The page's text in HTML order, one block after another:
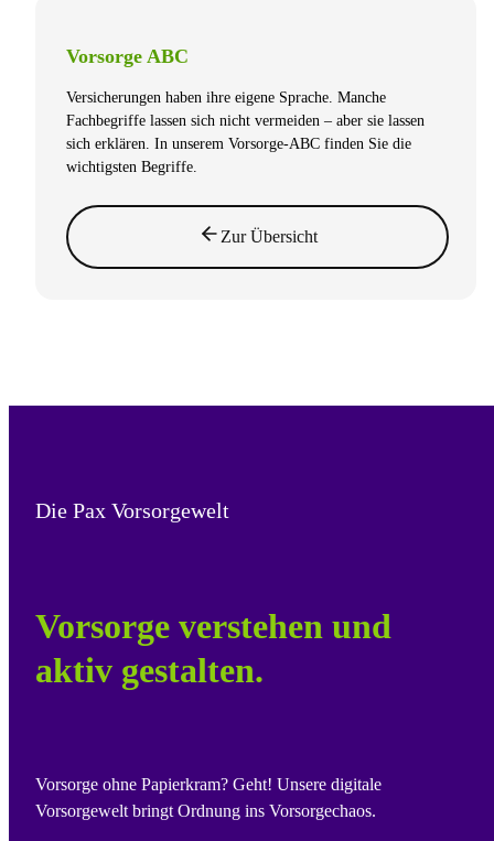
Vorsorge ABC
Versicherungen haben ihre eigene Sprache. Manche
Fachbegriffe lassen sich nicht vermeiden – aber sie lassen
sich erklären. In unserem Vorsorge-ABC finden Sie die
wichtigsten Begriffe.
Zur Übersicht
Die Pax Vorsorgewelt
Vorsorge verstehen und
aktiv gestalten.
Vorsorge ohne Papierkram? Geht! Unsere digitale
Vorsorgewelt bringt Ordnung ins Vorsorgechaos.